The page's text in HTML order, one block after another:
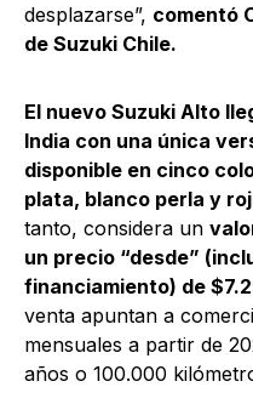
desplazarse”, comentó
de Suzuki Chile.
El nuevo Suzuki Alto
India con una única
disponible en cinco
plata, blanco perla y
tanto, considera un
un precio “desde”
financiamiento) de
venta apuntan a
mensuales a partir de
años o 100.000